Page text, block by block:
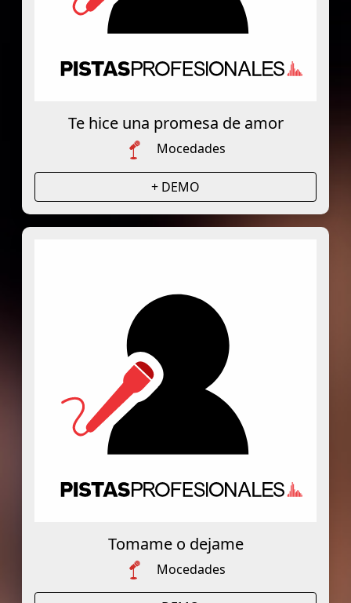
Te hice una promesa de amor
Mocedades
+ DEMO
Tomame o dejame
Mocedades